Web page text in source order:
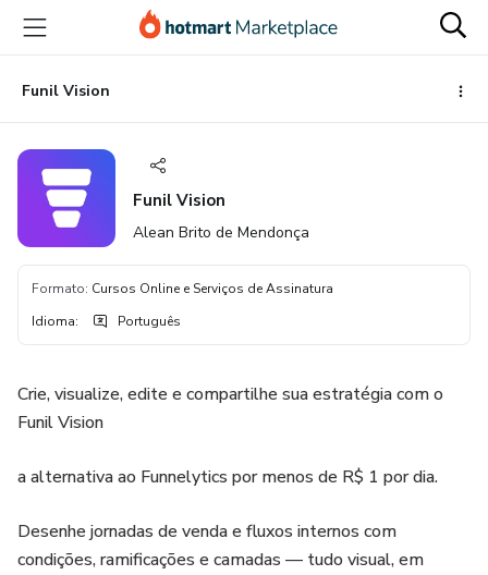
para
conteúdo
principal
para
pagamento
para
rodapé
Funil Vision
Funil Vision
Alean Brito de Mendonça
Formato: Cursos Online e Serviços de Assinatura
Idioma: Português
Crie, visualize, edite e compartilhe sua estratégia com o
Funil Vision
a alternativa ao Funnelytics por menos de R$ 1 por dia.
Desenhe jornadas de venda e fluxos internos com
condições, ramificações e camadas — tudo visual, em